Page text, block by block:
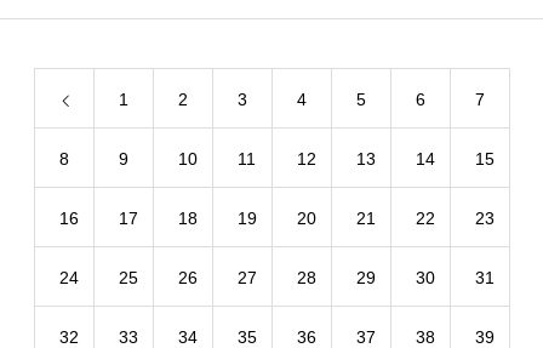
1 2 3 4 5 6 7
8 9 10 11 12 13 14 15
16 17 18 19 20 21 22 23
24 25 26 27 28 29 30 31
32 33 34 35 36 37 38 39